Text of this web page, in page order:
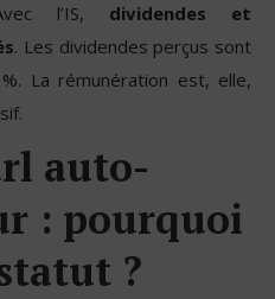
l’IS, dividendes et
. Les dividendes perçus sont
La rémunération est, elle,
auto-
: pourquoi
?